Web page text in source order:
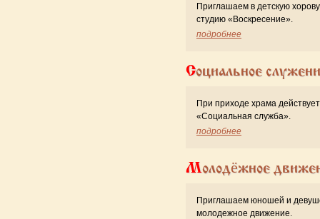
Приглашаем в детскую
студию «Воскресение».
подробнее
Социальное
При приходе храма действует
«Cоциальная служба».
подробнее
Молодёжное
Приглашаем юношей и
молодежное движение.